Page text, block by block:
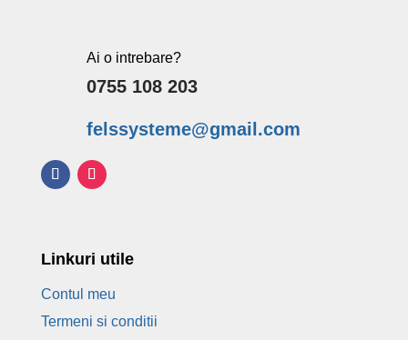
Ai o intrebare?
0755 108 203
felssysteme@gmail.com
Linkuri utile
Contul meu
Termeni si conditii